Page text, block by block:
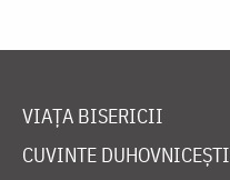
VIAȚA BISERICII
CUVINTE DUHOVNICEȘTI